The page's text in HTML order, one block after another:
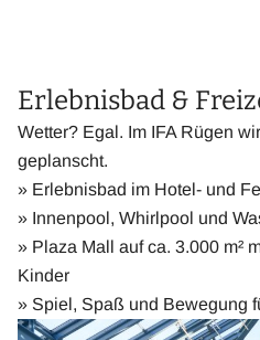
Erlebnisbad &
Wetter? Egal. Im IFA Rügen
geplanscht.
» Erlebnisbad im Hotel- und
» Innenpool, Whirlpool und
» Plaza Mall auf ca. 3.000 m²
Kinder
» Spiel, Spaß und Bewegung